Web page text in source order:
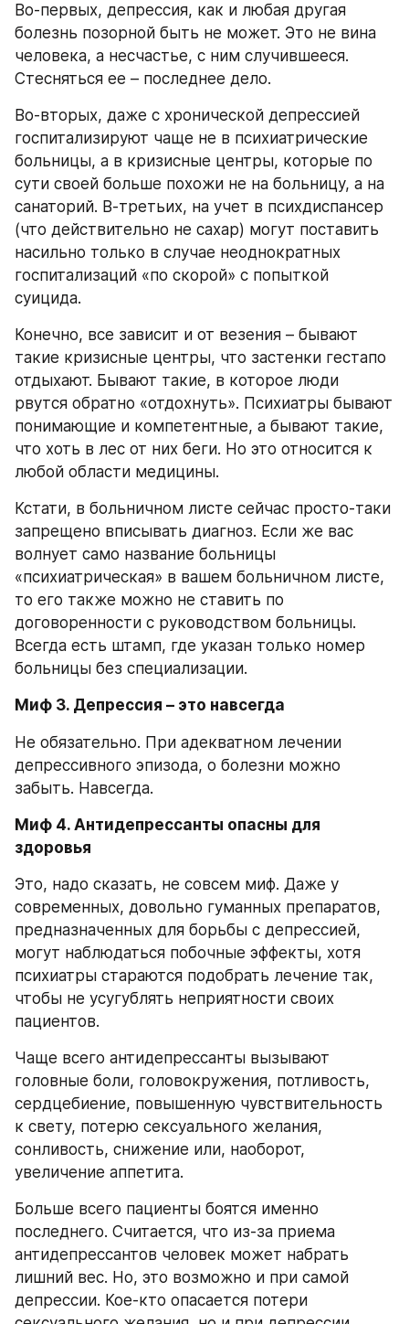
Во-первых, депрессия, как и любая другая
болезнь позорной быть не может. Это не вина
человека, а несчастье, с ним случившееся.
Стесняться ее – последнее дело.
Во-вторых, даже с хронической депрессией
госпитализируют чаще не в психиатрические
больницы, а в кризисные центры, которые по
сути своей больше похожи не на больницу, а на
санаторий. В-третьих, на учет в психдиспансер
(что действительно не сахар) могут поставить
насильно только в случае неоднократных
госпитализаций «по скорой» с попыткой
суицида.
Конечно, все зависит и от везения – бывают
такие кризисные центры, что застенки гестапо
отдыхают. Бывают такие, в которое люди
рвутся обратно «отдохнуть». Психиатры бывают
понимающие и компетентные, а бывают такие,
что хоть в лес от них беги. Но это относится к
любой области медицины.
Кстати, в больничном листе сейчас просто-таки
запрещено вписывать диагноз. Если же вас
волнует само название больницы
«психиатрическая» в вашем больничном листе,
то его также можно не ставить по
договоренности с руководством больницы.
Всегда есть штамп, где указан только номер
больницы без специализации.
Миф 3. Депрессия – это навсегда
Не обязательно. При адекватном лечении
депрессивного эпизода, о болезни можно
забыть. Навсегда.
Миф 4. Антидепрессанты опасны для
здоровья
Это, надо сказать, не совсем миф. Даже у
современных, довольно гуманных препаратов,
предназначенных для борьбы с депрессией,
могут наблюдаться побочные эффекты, хотя
психиатры стараются подобрать лечение так,
чтобы не усугублять неприятности своих
пациентов.
Чаще всего антидепрессанты вызывают
головные боли, головокружения, потливость,
сердцебиение, повышенную чувствительность
к свету, потерю сексуального желания,
сонливость, снижение или, наоборот,
увеличение аппетита.
Больше всего пациенты боятся именно
последнего. Считается, что из-за приема
антидепрессантов человек может набрать
лишний вес. Но, это возможно и при самой
депрессии. Кое-кто опасается потери